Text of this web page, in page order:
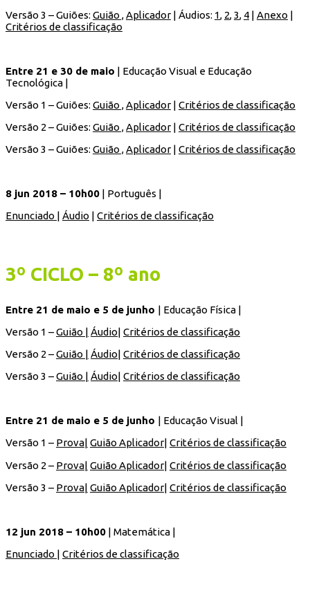
Versão 3 – Guiões: Guião ,Aplicador| Áudios: 1, 2,3, 4 | Anexo |
Critérios de classificação
Entre 21 e 30 de maio | Educação Visual e Educação
Tecnológica |
Versão 1 – Guiões: Guião ,Aplicador| Critérios de classificação
Versão 2 – Guiões: Guião ,Aplicador| Critérios de classificação
Versão 3 – Guiões: Guião ,Aplicador| Critérios de classificação
8 jun 2018 – 10h00 | Português |
Enunciado | Áudio | Critérios de classificação
3º CICLO – 8º ano
Entre 21 de maio e 5 de junho | Educação Física |
Versão 1 –Guião | Áudio| Critérios de classificação
Versão 2 –Guião | Áudio| Critérios de classificação
Versão 3 –Guião | Áudio| Critérios de classificação
Entre 21 de maio e 5 de junho | Educação Visual |
Versão 1 – Prova| Guião Aplicador| Critérios de classificação
Versão 2 – Prova| Guião Aplicador| Critérios de classificação
Versão 3 – Prova| Guião Aplicador| Critérios de classificação
12 jun 2018 – 10h00 | Matemática |
Enunciado | Critérios de classificação